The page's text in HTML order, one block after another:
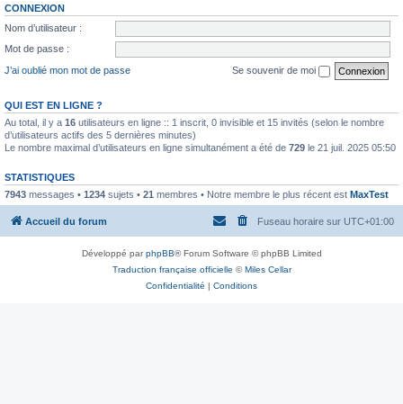
CONNEXION
Nom d’utilisateur :
Mot de passe :
J’ai oublié mon mot de passe
Se souvenir de moi
QUI EST EN LIGNE ?
Au total, il y a 16 utilisateurs en ligne :: 1 inscrit, 0 invisible et 15 invités (selon le nombre
d’utilisateurs actifs des 5 dernières minutes)
Le nombre maximal d’utilisateurs en ligne simultanément a été de 729 le 21 juil. 2025 05:50
STATISTIQUES
7943 messages • 1234 sujets • 21 membres • Notre membre le plus récent est MaxTest
Accueil du forum Fuseau horaire sur UTC+01:00
Développé parphpBB® Forum Software © phpBB Limited
Traduction française officielle ©Miles Cellar
Confidentialité | Conditions